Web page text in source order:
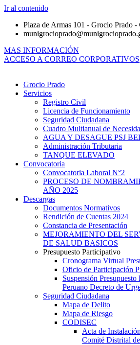
Ir al contenido
Plaza de Armas 101 - Grocio Prado -
MAS INFORMACIÓN
ACCESO A CORREO CORPORATIVOS
Grocio Prado
Servicios
Registro Civil
Licencia de Funcionamiento
Seguridad Ciudadana
Cuadro Multianual de
AGUA Y DESAGUE PSJ
Administración Tributaria
TANQUE ELEVADO
Convocatoria
Convocatoria Laboral N°2
PROCESO DE
AÑO 2025
Descargas
Documentos Normativos
Rendición de Cuentas 2024
Constancia de Presentación
MEJORAMIENTO DEL
DE SALUD BASICOS
Presupuesto Participativo
Cronograma Virtual
Oficio de Participación
Suspensión
Peruano Decreto de
Seguridad Ciudadana
Mapa de Delito
Mapa de Riesgo
CODISEC
Acta de
Comité Distrital